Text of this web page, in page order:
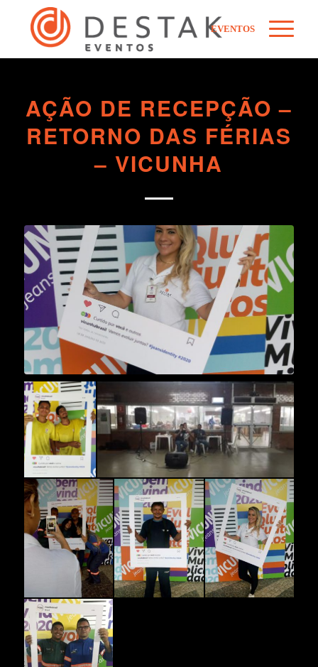
EVENTOS
AÇÃO DE RECEPÇÃO –
RETORNO DAS FÉRIAS
– VICUNHA